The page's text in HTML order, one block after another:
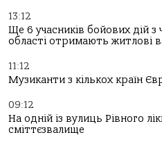
13:12
Ще 6 учасників бойових дій з
області отримають житлові
11:12
Музиканти з кількох країн
09:12
На одній із вулиць Рівного
сміттєзвалище